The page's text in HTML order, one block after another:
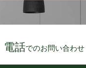
電話でのお問い合わせ